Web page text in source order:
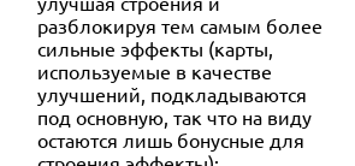
разблокируя тем самым более
сильные эффекты (карты,
используемые в качестве
улучшений, подкладываются
под основную, так что на виду
остаются лишь бонусные для